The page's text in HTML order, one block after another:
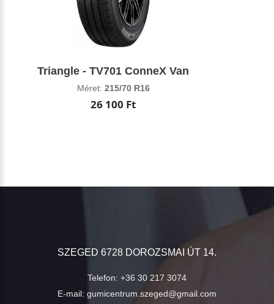
Triangle - TV701 ConneX Van
Méret: 215/70 R16
26 100 Ft
SZEGED 6728 DOROZSMAI ÚT 14.
Telefon: +36 30 217 3074
E-mail: gumicentrum.szeged@gmail.com